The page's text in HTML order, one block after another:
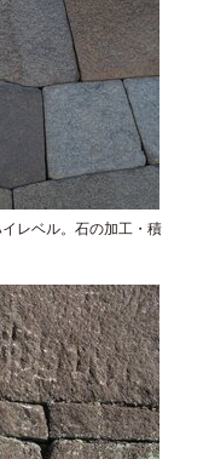
レベル。石の加工・積